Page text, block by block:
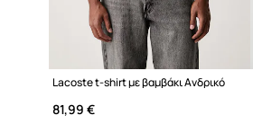
Lacoste t-shirt με βαμβάκι Ανδρικό
81,99 €